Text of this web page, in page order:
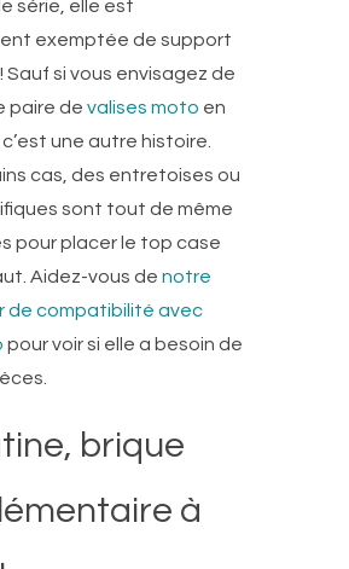
série, elle est
exemptée de support
Sauf si vous envisagez de
paire de valises moto en
une autre histoire.
cas, des entretoises ou
sont tout de même
pour placer le top case
Aidez-vous de notre
de compatibilité avec
pour voir si elle a besoin de
brique
à